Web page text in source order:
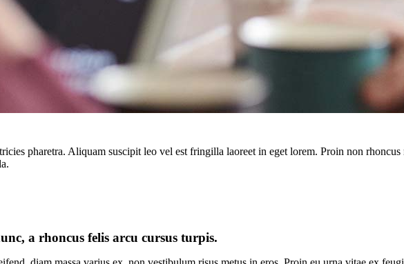
pharetra. Aliquam suscipit leo vel est fringilla laoreet in eget lorem. Proin non rhoncus
a rhoncus felis arcu cursus turpis.